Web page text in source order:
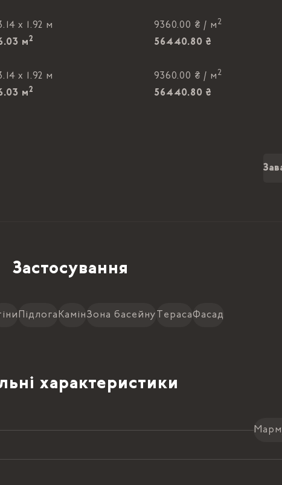
x 1.92 м
м2
9360.00 ₴ / м 2
56440.80 ₴
x 1.92 м
м2
9360.00 ₴ / м 2
56440.80 ₴
Застосування
ПідлогаКамінЗона басейну ТерасаФасад
характеристики